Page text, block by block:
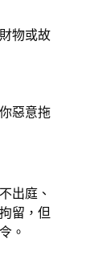
物或故
惡意拖
出庭、
留，但
。